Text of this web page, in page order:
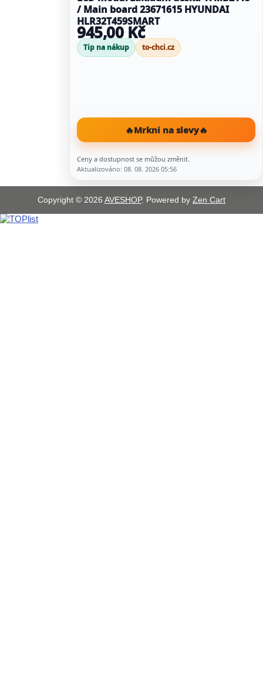
/ Main board 23671615 HYUNDAI
HLR32T459SMART
945,00 Kč
Tip na nákup to-chci.cz
🔥Mrkni na slevy🔥
Ceny a dostupnost se můžou změnit.
Aktualizováno: 08. 08. 2026 05:56
Copyright © 2026 AVESHOP. Powered by Zen Cart